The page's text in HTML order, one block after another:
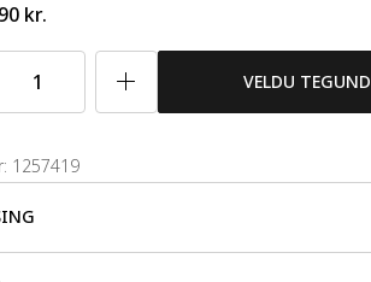
kr.
VELDU TEGUND
1257419